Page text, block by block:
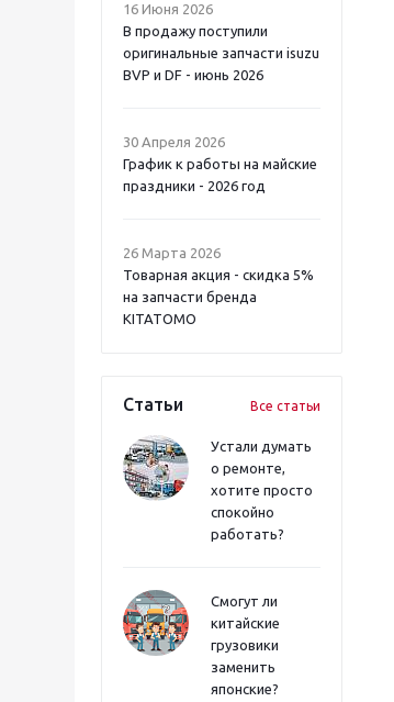
16 Июня 2026
В продажу поступили
оригинальные запчасти isuzu
BVP и DF - июнь 2026
30 Апреля 2026
График к работы на майские
праздники - 2026 год
26 Марта 2026
Товарная акция - скидка 5%
на запчасти бренда
KITATOMO
Статьи Все статьи
Устали думать
о ремонте,
хотите просто
спокойно
работать?
Смогут ли
китайские
грузовики
заменить
японские?